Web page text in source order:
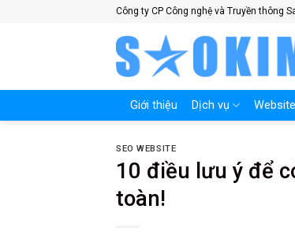
Công ty CP Công nghệ và Truyền thông
Giới thiệu Dịch vụ
SEO WEBSITE
10 điều lưu ý để
toàn!